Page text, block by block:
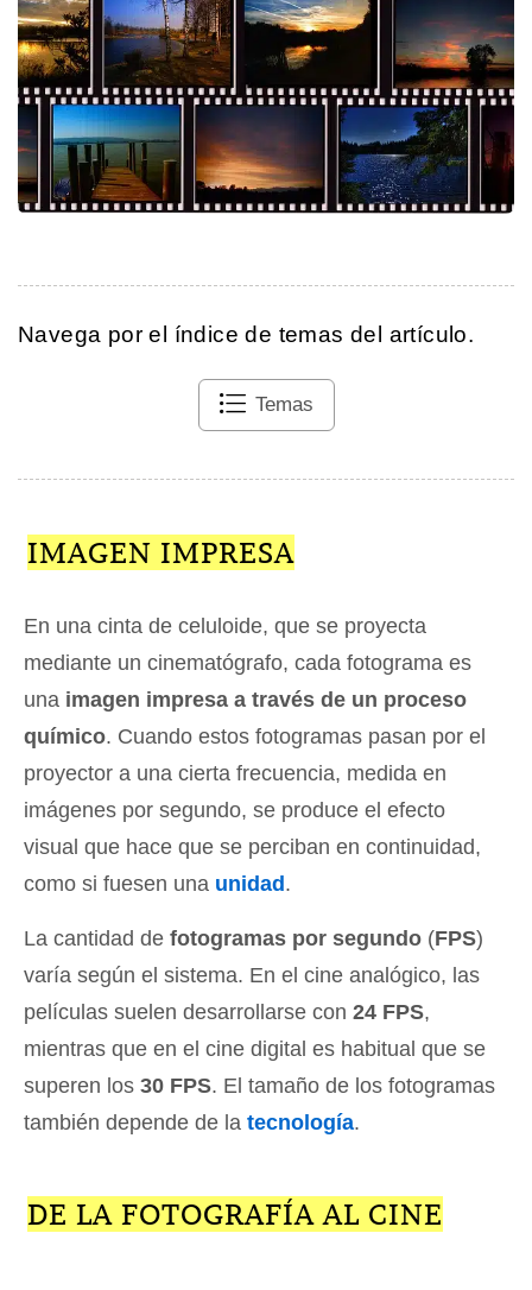
Navega por el índice de temas del artículo.
Temas
IMAGEN IMPRESA
En una cinta de celuloide, que se proyecta
mediante un cinematógrafo, cada fotograma es
una imagen impresa a través de un proceso
químico. Cuando estos fotogramas pasan por el
proyector a una cierta frecuencia, medida en
imágenes por segundo, se produce el efecto
visual que hace que se perciban en continuidad,
como si fuesen una unidad.
La cantidad de fotogramas por segundo (FPS)
varía según el sistema. En el cine analógico, las
películas suelen desarrollarse con 24 FPS,
mientras que en el cine digital es habitual que se
superen los 30 FPS. El tamaño de los fotogramas
también depende de la tecnología.
DE LA FOTOGRAFÍA AL CINE